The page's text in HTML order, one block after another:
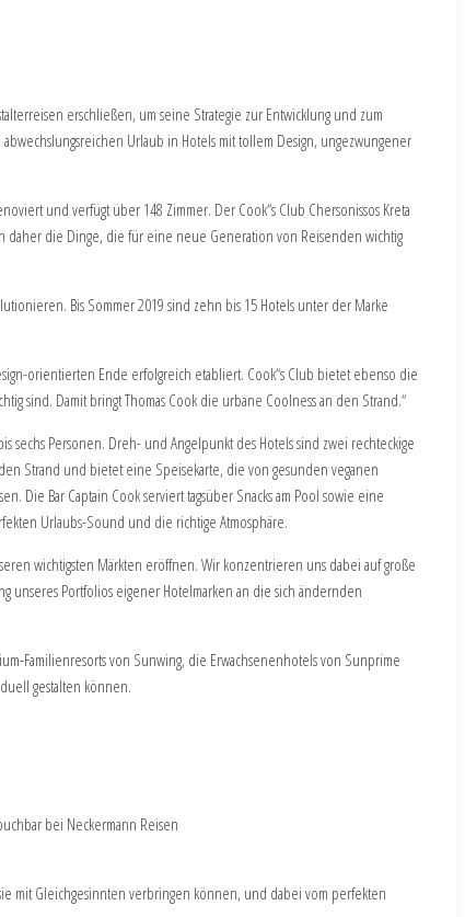
erschließen, um seine Strategie zur Entwicklung und zum
Urlaub in Hotels mit tollem Design, ungezwungener
und verfügt über 148 Zimmer. Der Cook“s Club Chersonissos Kreta
daher die Dinge, die für eine neue Generation von Reisenden wichtig
Bis Sommer 2019 sind zehn bis 15 Hotels unter der Marke
orientierten Ende erfolgreich etabliert. Cook“s Club bietet ebenso die
sind. Damit bringt Thomas Cook die urbane Coolness an den Strand.“
sechs Personen. Dreh- und Angelpunkt des Hotels sind zwei rechteckige
Strand und bietet eine Speisekarte, die von gesunden veganen
Die Bar Captain Cook serviert tagsüber Snacks am Pool sowie eine
Urlaubs-Sound und die richtige Atmosphäre.
wichtigsten Märkten eröffnen. Wir konzentrieren uns dabei auf große
unseres Portfolios eigener Hotelmarken an die sich ändernden
Familienresorts von Sunwing, die Erwachsenenhotels von Sunprime
gestalten können.
bei Neckermann Reisen
mit Gleichgesinnten verbringen können, und dabei vom perfekten